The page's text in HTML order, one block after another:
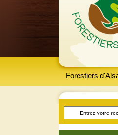
Forestiers